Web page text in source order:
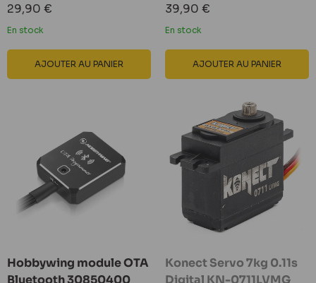
Prix
réduit
29,90 €
En stock
AJOUTER AU PANIER
Prix
réduit
39,90 €
En stock
AJOUTER AU PANIER
Hobbywing module OTA
Bluetooth 30850400
Konect Servo 7kg 0.11s
Digital KN-0711LVMG